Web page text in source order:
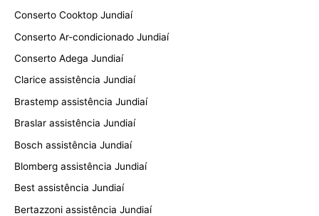
Conserto Cooktop Jundiaí
Conserto Ar-condicionado Jundiaí
Conserto Adega Jundiaí
Clarice assistência Jundiaí
Brastemp assistência Jundiaí
Braslar assistência Jundiaí
Bosch assistência Jundiaí
Blomberg assistência Jundiaí
Best assistência Jundiaí
Bertazzoni assistência Jundiaí